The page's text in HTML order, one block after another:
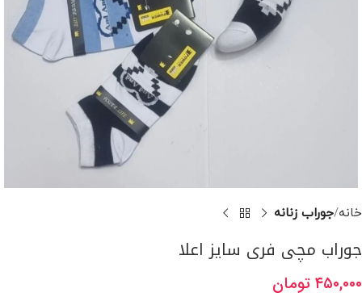
خانه جوراب زنانه
جوراب مچی فری سایز اعلا
۴۵۰,۰۰۰ تومان